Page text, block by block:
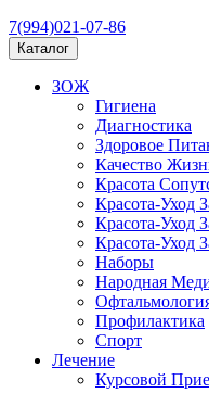
7(994)021-07-86
Каталог
ЗОЖ
Гигиена
Диагностика
Здоровое
Качество
Красота
Красота-Уход
Красота-Уход
Красота-Уход
Наборы
Народная
Профилактика
Спорт
Лечение
Курсовой